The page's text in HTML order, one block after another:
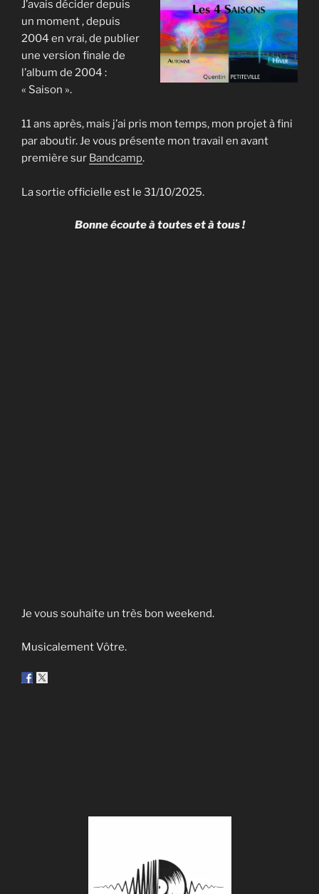
J’avais décider depuis
un moment , depuis
2004 en vrai, de publier
une version finale de
l’album de 2004 :
« Saison ».
11 ans après, mais j’ai pris mon temps, mon projet à fini
par aboutir. Je vous présente mon travail en avant
première sur Bandcamp.
La sortie officielle est le 31/10/2025.
Bonne écoute à toutes et à tous !
Je vous souhaite un très bon weekend.
Musicalement Vôtre.